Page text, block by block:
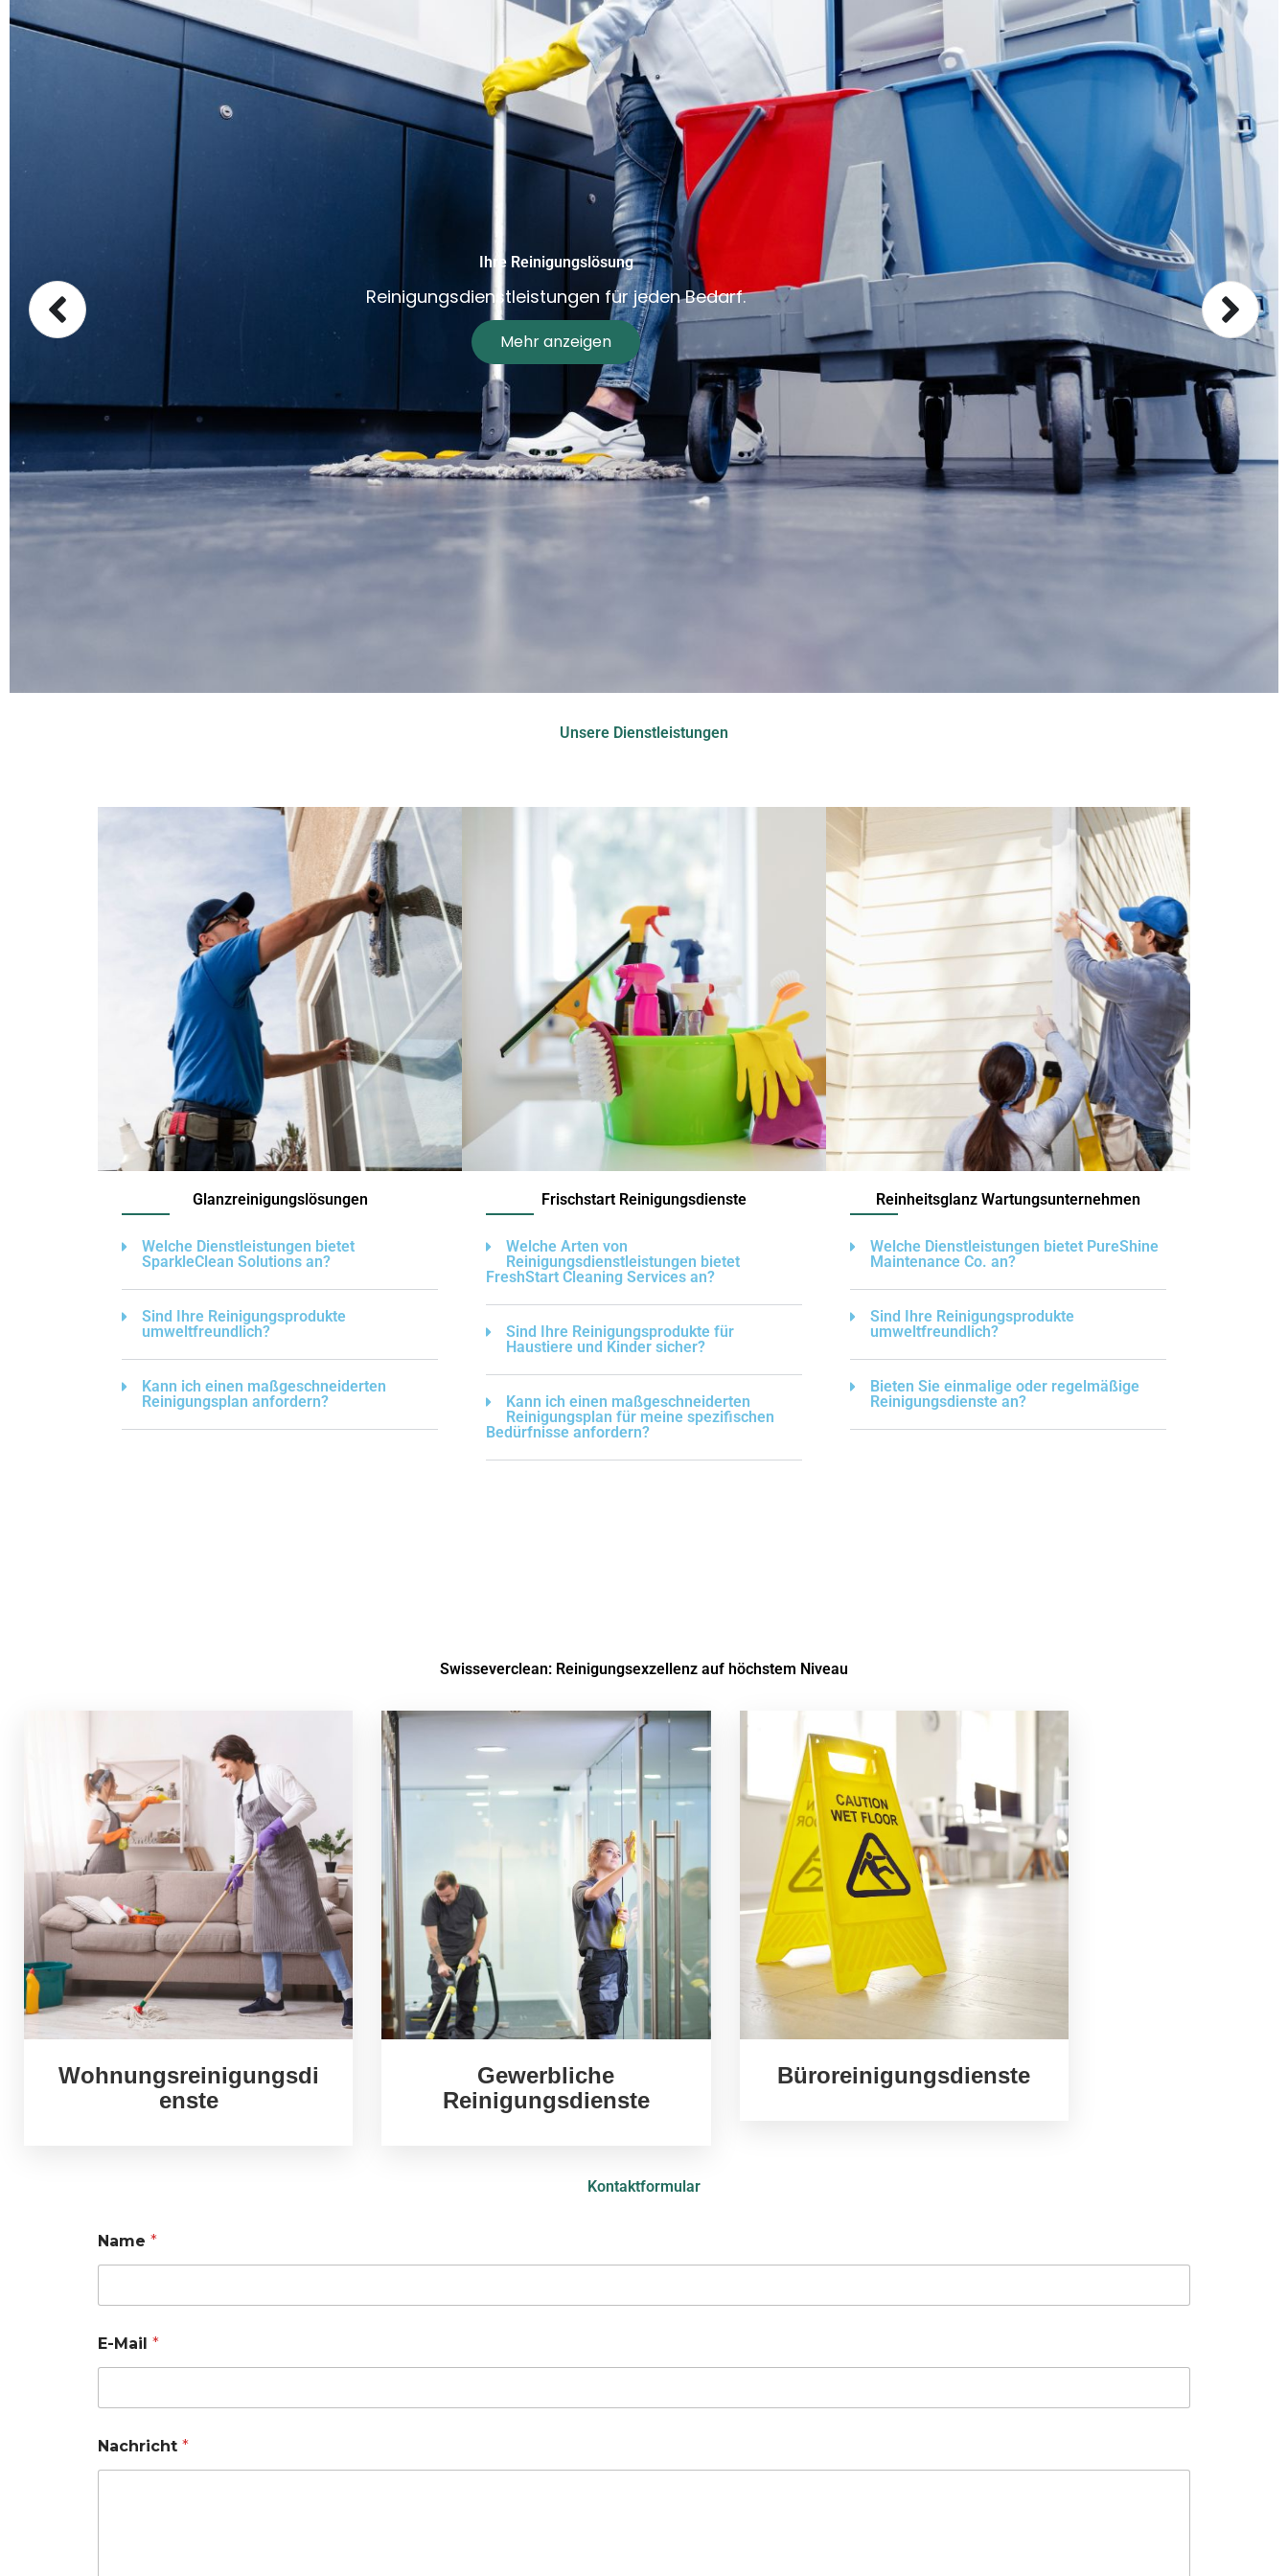
Ihre Reinigungslösung
Reinigungsdienstleistungen für jeden Bedarf.
Mehr anzeigen
Unsere Dienstleistungen
Glanzreinigungslösungen
Welche Dienstleistungen bietet
SparkleClean Solutions an?
Sind Ihre Reinigungsprodukte
umweltfreundlich?
Kann ich einen maßgeschneiderten
Reinigungsplan anfordern?
Frischstart Reinigungsdienste
Welche Arten von
Reinigungsdienstleistungen bietet
FreshStart Cleaning Services an?
Sind Ihre Reinigungsprodukte für
Haustiere und Kinder sicher?
Kann ich einen maßgeschneiderten
Reinigungsplan für meine spezifischen
Bedürfnisse anfordern?
Reinheitsglanz Wartungsunternehmen
Welche Dienstleistungen bietet PureShine
Maintenance Co. an?
Sind Ihre Reinigungsprodukte
umweltfreundlich?
Bieten Sie einmalige oder regelmäßige
Reinigungsdienste an?
Swisseverclean: Reinigungsexzellenz auf höchstem Niveau
Wohnungsreinigungsdi
enste
Gewerbliche
Reinigungsdienste
Büroreinigungsdienste
Kontaktformular
Name *
E-Mail *
Nachricht *